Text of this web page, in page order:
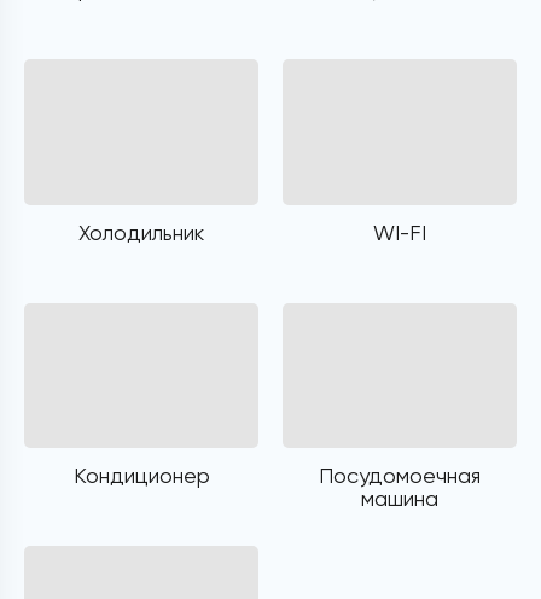
Холодильник WI-FI
Кондиционер
Посудомоечная
машина